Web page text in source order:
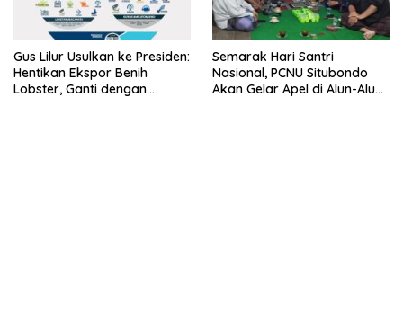
Gus Lilur Usulkan ke Presiden:
Hentikan Ekspor Benih
Lobster, Ganti dengan
Semarak Hari Santri
Nasional, PCNU Situbondo
Akan Gelar Apel di Alun-Alun